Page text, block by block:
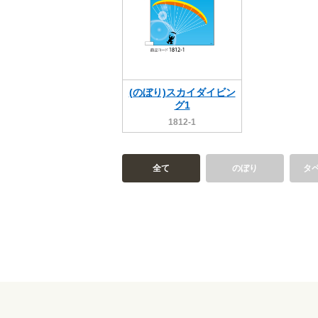
(のぼり)スカイダイビン
グ1
1812-1
全て のぼり タ